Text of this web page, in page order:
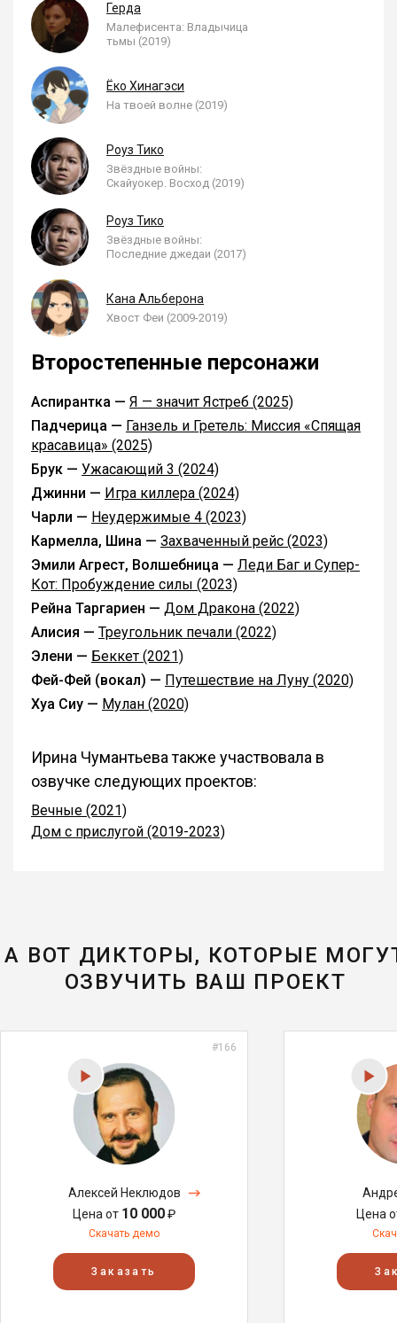
Герда
Малефисента: Владычица
тьмы (2019)
Ёко Хинагэси
На твоей волне (2019)
Роуз Тико
Звёздные войны:
Скайуокер. Восход (2019)
Роуз Тико
Звёздные войны:
Последние джедаи (2017)
Кана Альберона
Хвост Феи (2009-2019)
Второстепенные персонажи
Аспирантка — Я — значит Ястреб (2025)
Падчерица — Ганзель и Гретель: Миссия «Спящая
красавица» (2025)
Брук — Ужасающий 3 (2024)
Джинни — Игра киллера (2024)
Чарли — Неудержимые 4 (2023)
Кармелла, Шина — Захваченный рейс (2023)
Эмили Агрест, Волшебница — Леди Баг и Супер-
Кот: Пробуждение силы (2023)
Рейна Таргариен — Дом Дракона (2022)
Алисия — Треугольник печали (2022)
Элени — Беккет (2021)
Фей-Фей (вокал) — Путешествие на Луну (2020)
Хуа Сиу — Мулан (2020)
Ирина Чумантьева также участвовала в
озвучке следующих проектов:
Вечные (2021)
Дом с прислугой (2019-2023)
А ВОТ ДИКТОРЫ, КОТОРЫЕ
ОЗВУЧИТЬ ВАШ ПРОЕКТ
#166
Алексей Неклюдов
Цена от 10 000₽
Скачать демо
Заказать
Цена